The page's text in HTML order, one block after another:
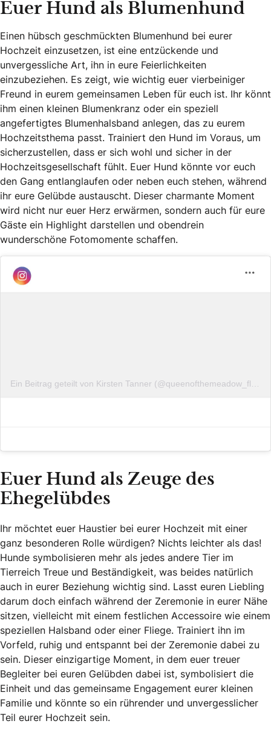
Euer Hund als Blumenhund
Einen hübsch geschmückten Blumenhund bei eurer
Hochzeit einzusetzen, ist eine entzückende und
unvergessliche Art, ihn in eure Feierlichkeiten
einzubeziehen. Es zeigt, wie wichtig euer vierbeiniger
Freund in eurem gemeinsamen Leben für euch ist. Ihr könnt
ihm einen kleinen Blumenkranz oder ein speziell
angefertigtes Blumenhalsband anlegen, das zu eurem
Hochzeitsthema passt. Trainiert den Hund im Voraus, um
sicherzustellen, dass er sich wohl und sicher in der
Hochzeitsgesellschaft fühlt. Euer Hund könnte vor euch
den Gang entlanglaufen oder neben euch stehen, während
ihr eure Gelübde austauscht. Dieser charmante Moment
wird nicht nur euer Herz erwärmen, sondern auch für eure
Gäste ein Highlight darstellen und obendrein
wunderschöne Fotomomente schaffen.
Ein Beitrag geteilt von Kirsten Tanner (@queenofthemeadow_flowers)
Euer Hund als Zeuge des
Ehegelübdes
Ihr möchtet euer Haustier bei eurer Hochzeit mit einer
ganz besonderen Rolle würdigen? Nichts leichter als das!
Hunde symbolisieren mehr als jedes andere Tier im
Tierreich Treue und Beständigkeit, was beides natürlich
auch in eurer Beziehung wichtig sind. Lasst euren Liebling
darum doch einfach während der Zeremonie in eurer Nähe
sitzen, vielleicht mit einem festlichen Accessoire wie einem
speziellen Halsband oder einer Fliege. Trainiert ihn im
Vorfeld, ruhig und entspannt bei der Zeremonie dabei zu
sein. Dieser einzigartige Moment, in dem euer treuer
Begleiter bei euren Gelübden dabei ist, symbolisiert die
Einheit und das gemeinsame Engagement eurer kleinen
Familie und könnte so ein rührender und unvergesslicher
Teil eurer Hochzeit sein.